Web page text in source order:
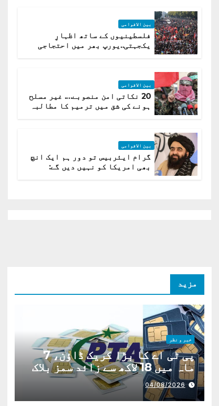
بین الاقوامی
فلسطینیوں کے ساتھ اظہارِ
یکجہتی..یورپ بھر میں احتجاجی
بین الاقوامی
20 نکاتی امن منصوبے…. غیر مسلح
ہونے کی شق میں ترمیم کا مطالبہ
بین الاقوامی
گرام ایئربیس تو دور ہم ایک انچ
بھی امریکا کو نہیں دیں گے:
مزید
خبر و نظر
پی ٹی اے کا بڑا کریک ڈاؤن، 7
ماہ میں 18 لاکھ سے زائد سمز بلاک
04/08/2026